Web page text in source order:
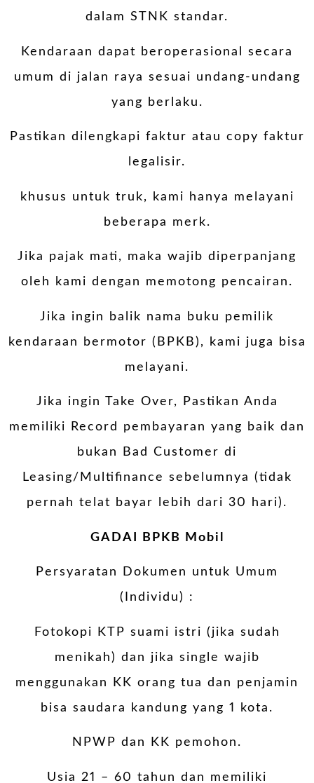
dalam STNK standar.
Kendaraan dapat beroperasional secara
umum di jalan raya sesuai undang-undang
yang berlaku.
Pastikan dilengkapi faktur atau copy faktur
legalisir.
khusus untuk truk, kami hanya melayani
beberapa merk.
Jika pajak mati, maka wajib diperpanjang
oleh kami dengan memotong pencairan.
Jika ingin balik nama buku pemilik
kendaraan bermotor (BPKB), kami juga bisa
melayani.
Jika ingin Take Over, Pastikan Anda
memiliki Record pembayaran yang baik dan
bukan Bad Customer di
Leasing/Multifinance sebelumnya (tidak
pernah telat bayar lebih dari 30 hari).
GADAI BPKB Mobil
Persyaratan Dokumen untuk Umum
(Individu) :
Fotokopi KTP suami istri (jika sudah
menikah) dan jika single wajib
menggunakan KK orang tua dan penjamin
bisa saudara kandung yang 1 kota.
NPWP dan KK pemohon.
Usia 21 – 60 tahun dan memiliki